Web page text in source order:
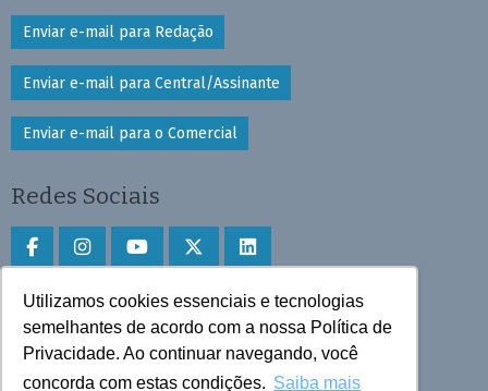
Utilizamos cookies essenciais e tecnologias
semelhantes de acordo com a nossa Política de
Privacidade. Ao continuar navegando, você
concorda com estas condições. Saiba mais
Enviar e-mail para Redação
Enviar e-mail para Central/Assinante
Enviar e-mail para o Comercial
Redes Sociais
Faça download do aplicativo
Play Store e App Store